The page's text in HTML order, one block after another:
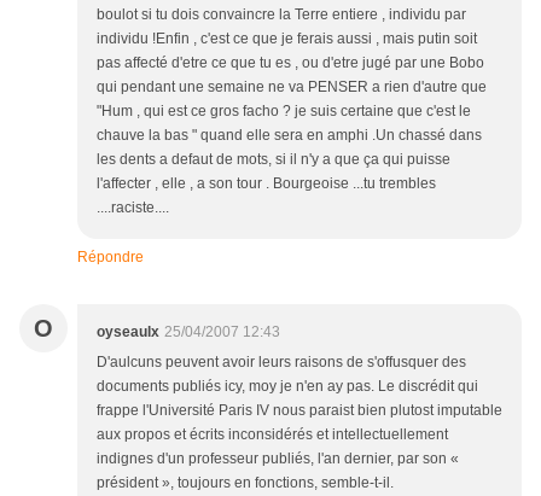
boulot si tu dois convaincre la Terre entiere , individu par
individu !Enfin , c'est ce que je ferais aussi , mais putin soit
pas affecté d'etre ce que tu es , ou d'etre jugé par une Bobo
qui pendant une semaine ne va PENSER a rien d'autre que
"Hum , qui est ce gros facho ? je suis certaine que c'est le
chauve la bas " quand elle sera en amphi .Un chassé dans
les dents a defaut de mots, si il n'y a que ça qui puisse
l'affecter , elle , a son tour . Bourgeoise ...tu trembles
....raciste....
Répondre
O oyseaulx 25/04/2007 12:43
D'aulcuns peuvent avoir leurs raisons de s'offusquer des
documents publiés icy, moy je n'en ay pas. Le discrédit qui
frappe l'Université Paris IV nous paraist bien plutost imputable
aux propos et écrits inconsidérés et intellectuellement
indignes d'un professeur publiés, l'an dernier, par son «
président », toujours en fonctions, semble-t-il.